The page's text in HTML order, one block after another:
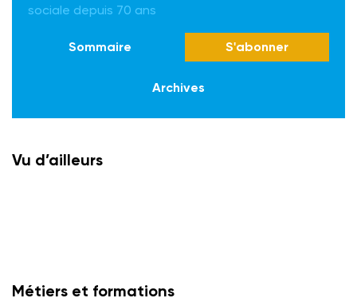
sociale depuis 70 ans
Sommaire S'abonner
Archives
Vu d’ailleurs
Métiers et formations